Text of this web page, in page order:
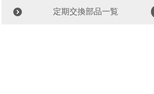
定期交換部品一覧